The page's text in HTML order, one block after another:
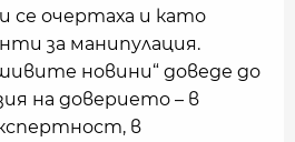
се очертаха и като
за манипулация.
новини“ доведе до
на доверието – в
в